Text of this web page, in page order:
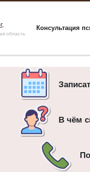
область
Консультация
В чём